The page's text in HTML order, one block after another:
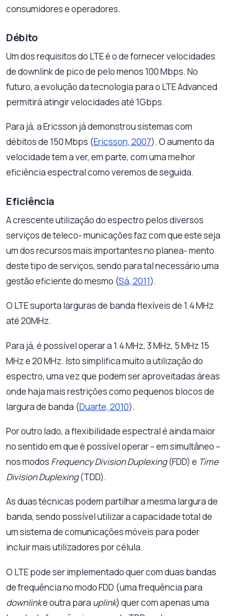
consumidores e operadores.
Débito
Um dos requisitos do LTE é o de fornecer velocidades
de downlink de pico de pelo menos 100 Mbps. No
futuro, a evolução da tecnologia para o LTE Advanced
permitirá atingir velocidades até 1Gbps.
Para já, a Ericsson já demonstrou sistemas com
débitos de 150 Mbps (Ericsson, 2007). O aumento da
velocidade tem a ver, em parte, com uma melhor
eficiência espectral como veremos de seguida.
Eficiência
A crescente utilização do espectro pelos diversos
serviços de teleco- municações faz com que este seja
um dos recursos mais importantes no planea- mento
deste tipo de serviços, sendo para tal necessário uma
gestão eficiente do mesmo (Sá, 2011).
O LTE suporta larguras de banda flexíveis de 1.4 MHz
até 20MHz.
Para já, é possível operar a 1.4 MHz, 3 MHz, 5 MHz 15
MHz e 20 MHz. Isto simplifica muito a utilização do
espectro, uma vez que podem ser aproveitadas áreas
onde haja mais restrições como pequenos blocos de
largura de banda (Duarte, 2010).
Por outro lado, a flexibilidade espectral é ainda maior
no sentido em que é possível operar – em simultâneo –
nos modos Frequency Division Duplexing(FDD) e Time
Division Duplexing(TDD).
As duas técnicas podem partilhar a mesma largura de
banda, sendo possível utilizar a capacidade total de
um sistema de comunicações móveis para poder
incluir mais utilizadores por célula.
O LTE pode ser implementado quer com duas bandas
de frequência no modo FDD (uma frequência para
downlinke outra para uplink) quer com apenas uma